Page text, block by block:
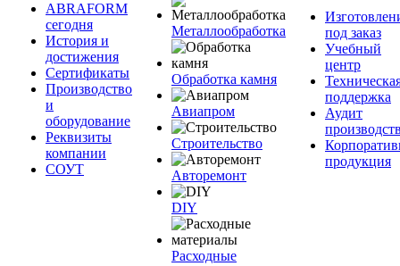
ABRAFORM
сегодня
История и
достижения
Сертификаты
Производство
и
оборудование
Реквизиты
компании
СОУТ
Металлообработка
Обработка камня
Авиапром
Строительство
Авторемонт
DIY
Расходные
под заказ
Учебный
центр
поддержка
Аудит
продукция